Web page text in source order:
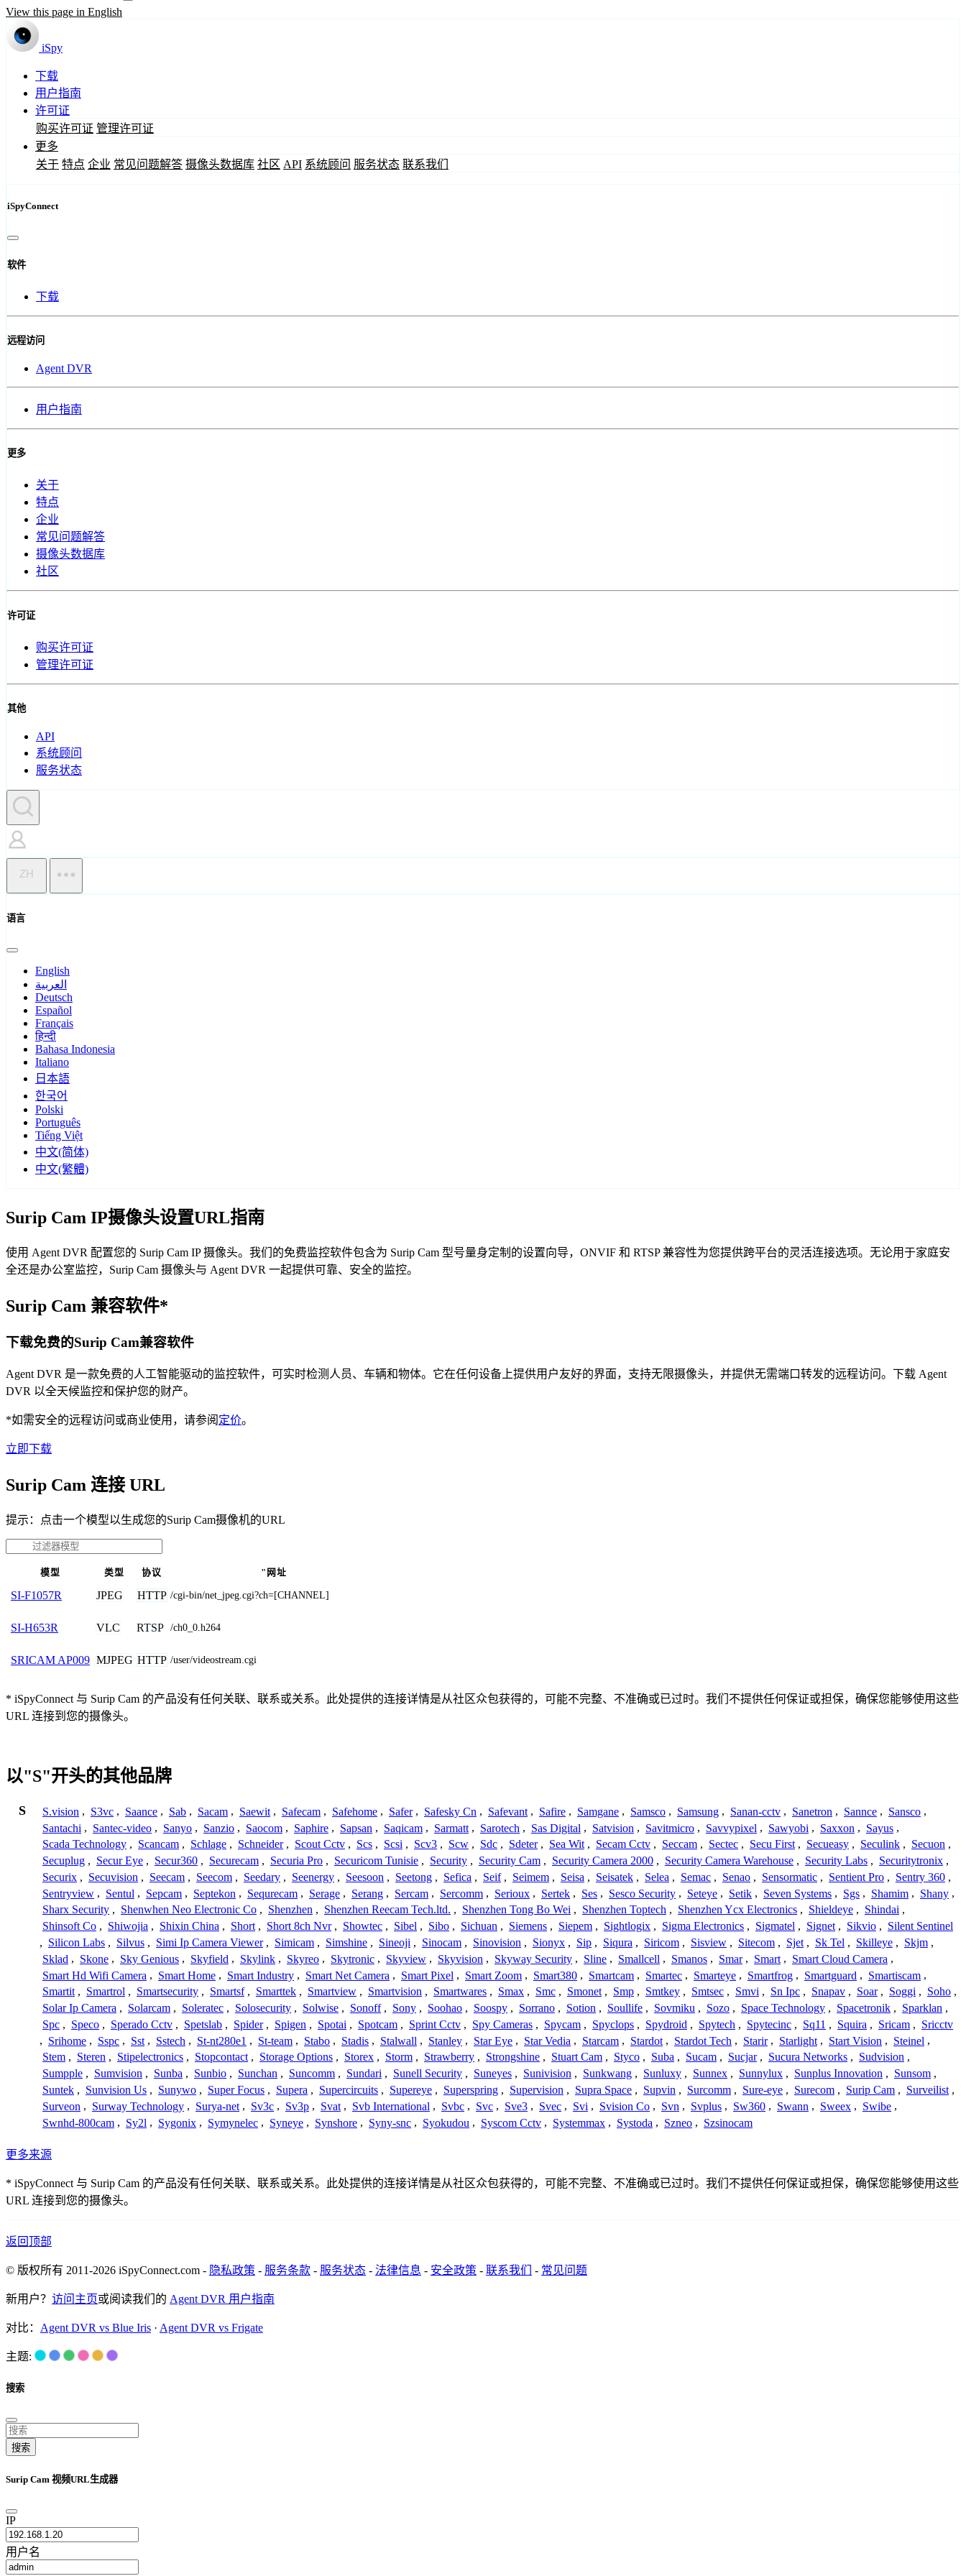
View this page in English
iSpy
下载
用户指南
许可证
购买许可证 管理许可证
更多
关于 特点 企业 常见问题解答 摄像头数据库 社区 API 系统顾问 服务状态 联系我们
iSpyConnect
软件
下载
远程访问
Agent DVR
用户指南
更多
关于
特点
企业
常见问题解答
摄像头数据库
社区
许可证
购买许可证
管理许可证
其他
API
系统顾问
服务状态
ZH
语言
English
العربية
Deutsch
Español
Français
हिन्दी
Bahasa Indonesia
Italiano
日本語
한국어
Polski
Português
Tiếng Việt
中文(简体)
中文(繁體)
Surip Cam IP摄像头设置URL指南
使用 Agent DVR 配置您的 Surip Cam IP 摄像头。我们的免费监控软件包含为 Surip Cam 型号量身定制的设置向导，ONVIF 和 RTSP 兼容性为您提供跨平台的灵活连接选项。无论用于家庭安
全还是办公室监控，Surip Cam 摄像头与 Agent DVR 一起提供可靠、安全的监控。
Surip Cam 兼容软件*
下载免费的Surip Cam兼容软件
Agent DVR 是一款免费的人工智能驱动的监控软件，可实时检测人员、车辆和物体。它在任何设备上提供用户友好的界面，支持无限摄像头，并提供无需端口转发的远程访问。下载 Agent
DVR 以全天候监控和保护您的财产。
*如需安全的远程访问或商业使用，请参阅 定价。
立即下载
Surip Cam 连接 URL
提示：点击一个模型以生成您的Surip Cam摄像机的URL
模型 类型 协议 "网址
SI-F1057R JPEG HTTP /cgi-bin/net_jpeg.cgi?ch=[CHANNEL]
SI-H653R VLC RTSP /ch0_0.h264
SRICAM AP009 MJPEG HTTP /user/videostream.cgi
* iSpyConnect 与 Surip Cam 的产品没有任何关联、联系或关系。此处提供的连接详情是从社区众包获得的，可能不完整、不准确或已过时。我们不提供任何保证或担保，确保您能够使用这些
URL 连接到您的摄像头。
以"S"开头的其他品牌
S S.vision , S3vc , Saance , Sab , Sacam , Saewit , Safecam , Safehome , Safer , Safesky Cn , Safevant , Safire , Samgane , Samsco , Samsung , Sanan-cctv , Sanetron , Sannce , Sansco ,
Santachi , Santec-video , Sanyo , Sanzio , Saocom , Saphire , Sapsan , Saqicam , Sarmatt , Sarotech , Sas Digital , Satvision , Savitmicro , Savvypixel , Sawyobi , Saxxon , Sayus ,
Scada Technology , Scancam , Schlage , Schneider , Scout Cctv , Scs , Scsi , Scv3 , Scw , Sdc , Sdeter , Sea Wit , Secam Cctv , Seccam , Sectec , Secu First , Secueasy , Seculink , Secuon ,
Secuplug , Secur Eye , Secur360 , Securecam , Securia Pro , Securicom Tunisie , Security , Security Cam , Security Camera 2000 , Security Camera Warehouse , Security Labs , Securitytronix ,
Securix , Secuvision , Seecam , Seecom , Seedary , Seenergy , Seesoon , Seetong , Sefica , Seif , Seimem , Seisa , Seisatek , Selea , Semac , Senao , Sensormatic , Sentient Pro , Sentry 360 ,
Sentryview , Sentul , Sepcam , Septekon , Sequrecam , Serage , Serang , Sercam , Sercomm , Serioux , Sertek , Ses , Sesco Security , Seteye , Setik , Seven Systems , Sgs , Shamim , Shany ,
Sharx Security , Shenwhen Neo Electronic Co , Shenzhen , Shenzhen Reecam Tech.ltd. , Shenzhen Tong Bo Wei , Shenzhen Toptech , Shenzhen Ycx Electronics , Shieldeye , Shindai ,
Shinsoft Co , Shiwojia , Shixin China , Short , Short 8ch Nvr , Showtec , Sibel , Sibo , Sichuan , Siemens , Siepem , Sightlogix , Sigma Electronics , Sigmatel , Signet , Sikvio , Silent Sentinel
, Silicon Labs , Silvus , Simi Ip Camera Viewer , Simicam , Simshine , Sineoji , Sinocam , Sinovision , Sionyx , Sip , Siqura , Siricom , Sisview , Sitecom , Sjet , Sk Tel , Skilleye , Skjm ,
Sklad , Skone , Sky Genious , Skyfield , Skylink , Skyreo , Skytronic , Skyview , Skyvision , Skyway Security , Sline , Smallcell , Smanos , Smar , Smart , Smart Cloud Camera ,
Smart Hd Wifi Camera , Smart Home , Smart Industry , Smart Net Camera , Smart Pixel , Smart Zoom , Smart380 , Smartcam , Smartec , Smarteye , Smartfrog , Smartguard , Smartiscam ,
Smartit , Smartrol , Smartsecurity , Smartsf , Smarttek , Smartview , Smartvision , Smartwares , Smax , Smc , Smonet , Smp , Smtkey , Smtsec , Smvi , Sn Ipc , Snapav , Soar , Soggi , Soho ,
Solar Ip Camera , Solarcam , Soleratec , Solosecurity , Solwise , Sonoff , Sony , Soohao , Soospy , Sorrano , Sotion , Soullife , Sovmiku , Sozo , Space Technology , Spacetronik , Sparklan ,
Spc , Speco , Sperado Cctv , Spetslab , Spider , Spigen , Spotai , Spotcam , Sprint Cctv , Spy Cameras , Spycam , Spyclops , Spydroid , Spytech , Spytecinc , Sq11 , Squira , Sricam , Sricctv
, Srihome , Sspc , Sst , Sstech , St-nt280e1 , St-team , Stabo , Stadis , Stalwall , Stanley , Star Eye , Star Vedia , Starcam , Stardot , Stardot Tech , Starir , Starlight , Start Vision , Steinel ,
Stem , Steren , Stipelectronics , Stopcontact , Storage Options , Storex , Storm , Strawberry , Strongshine , Stuart Cam , Styco , Suba , Sucam , Sucjar , Sucura Networks , Sudvision ,
Sumpple , Sumvision , Sunba , Sunbio , Sunchan , Suncomm , Sundari , Sunell Security , Suneyes , Sunivision , Sunkwang , Sunluxy , Sunnex , Sunnylux , Sunplus Innovation , Sunsom ,
Suntek , Sunvision Us , Sunywo , Super Focus , Supera , Supercircuits , Supereye , Superspring , Supervision , Supra Space , Supvin , Surcomm , Sure-eye , Surecom , Surip Cam , Surveilist ,
Surveon , Surway Technology , Surya-net , Sv3c , Sv3p , Svat , Svb International , Svbc , Svc , Sve3 , Svec , Svi , Svision Co , Svn , Svplus , Sw360 , Swann , Sweex , Swibe ,
Swnhd-800cam , Sy2l , Sygonix , Symynelec , Syneye , Synshore , Syny-snc , Syokudou , Syscom Cctv , Systemmax , Systoda , Szneo , Szsinocam
更多来源
* iSpyConnect 与 Surip Cam 的产品没有任何关联、联系或关系。此处提供的连接详情是从社区众包获得的，可能不完整、不准确或已过时。我们不提供任何保证或担保，确保您能够使用这些
URL 连接到您的摄像头。
返回顶部
© 版权所有 2011-2026 iSpyConnect.com - 隐私政策 - 服务条款 - 服务状态 - 法律信息 - 安全政策 - 联系我们 - 常见问题
新用户？ 访问主页或阅读我们的 Agent DVR 用户指南
对比： Agent DVR vs Blue Iris · Agent DVR vs Frigate
主题:
搜索
搜索
Surip Cam 视频URL生成器
IP
用户名